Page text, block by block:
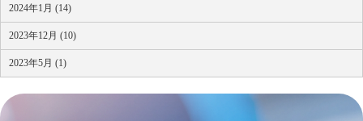
2024年1月 (14)
2023年12月 (10)
2023年5月 (1)